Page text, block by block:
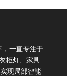
，一直专注于
柜灯、家具
现局部智能